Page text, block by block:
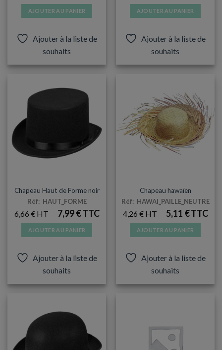
AJOUTER AU PANIER
Ajouter à la liste de
souhaits
AJOUTER AU PANIER
Ajouter à la liste de
souhaits
Chapeau Haut de Forme noir
Réf: HAUT_FORME
6,66 € 7,99€
AJOUTER AU PANIER
Ajouter à la liste de
souhaits
Chapeau hawaïen
Réf: HAWAI_PAILLE_NEUTRE
4,26 € 5,11 €
AJOUTER AU PANIER
Ajouter à la liste de
souhaits